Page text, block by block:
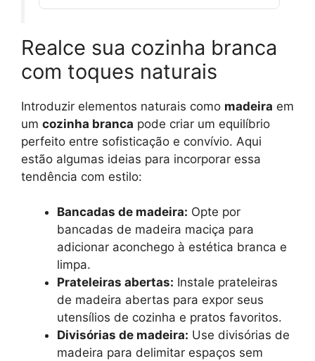
Realce sua cozinha branca
com toques naturais
Introduzir elementos naturais como madeira em
um cozinha branca pode criar um equilíbrio
perfeito entre sofisticação e convívio. Aqui
estão algumas ideias para incorporar essa
tendência com estilo:
Bancadas de madeira: Opte por
bancadas de madeira maciça para
adicionar aconchego à estética branca e
limpa.
Prateleiras abertas: Instale prateleiras
de madeira abertas para expor seus
utensílios de cozinha e pratos favoritos.
Divisórias de madeira: Use divisórias de
madeira para delimitar espaços sem